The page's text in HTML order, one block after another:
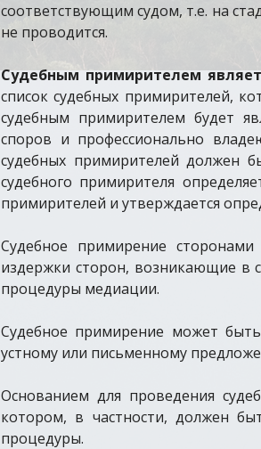
соответствующим судом, т.е. на
не проводится.
Судебным примирителем
список судебных примирителей,
судебным примирителем будет
споров и профессионально
судебных примирителей должен
судебного примирителя
примирителей и утверждается
Судебное примирение
издержки сторон, возникающие в
процедуры медиации.
Судебное примирение может
устному или письменному
Основанием для проведения
котором, в частности, должен
процедуры.